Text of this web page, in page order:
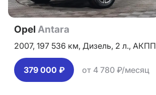
Opel Antara
2007, 197 536 км, Дизель, 2 л., АКПП
379 000 ₽ от 4 780 ₽/месяц